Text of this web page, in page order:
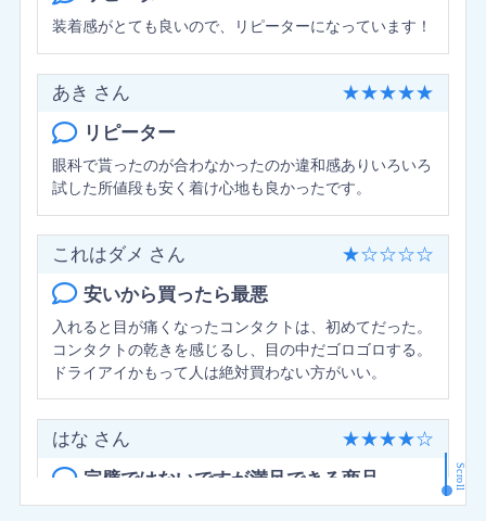
装着感がとても良いので、リピーターになっています！
あき さん ★★★★★
リピーター
眼科で貰ったのが合わなかったのか違和感ありいろいろ
試した所値段も安く着け心地も良かったです。
これはダメ さん ★☆☆☆☆
安いから買ったら最悪
入れると目が痛くなったコンタクトは、初めてだった。
コンタクトの乾きを感じるし、目の中だゴロゴロする。
ドライアイかもって人は絶対買わない方がいい。
はな さん ★★★★☆
完璧ではないですが満足できる商品
着用していて多少渇きやすいぐらいしか不満を感じませ
Scroll